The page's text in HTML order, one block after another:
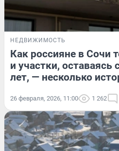
НЕДВИЖИМОСТЬ
Как россияне в Сочи
и участки, оставаясь
лет, — несколько
26 февраля, 2026, 11:00 1 262